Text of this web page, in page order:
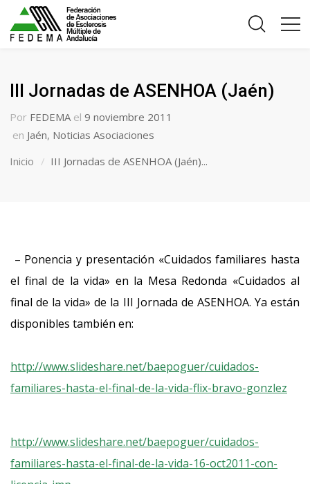
III Jornadas de ASENHOA (Jaén)
Por FEDEMA el 9 noviembre 2011
en Jaén, Noticias Asociaciones
Inicio
III Jornadas de ASENHOA (Jaén)...
– Ponencia y presentación «Cuidados familiares hasta
el final de la vida» en la Mesa Redonda «Cuidados al
final de la vida» de la III Jornada de ASENHOA. Ya están
disponibles también en:
http://www.slideshare.net/baepoguer/cuidados-
familiares-hasta-el-final-de-la-vida-flix-bravo-gonzlez
http://www.slideshare.net/baepoguer/cuidados-
familiares-hasta-el-final-de-la-vida-16-oct2011-con-